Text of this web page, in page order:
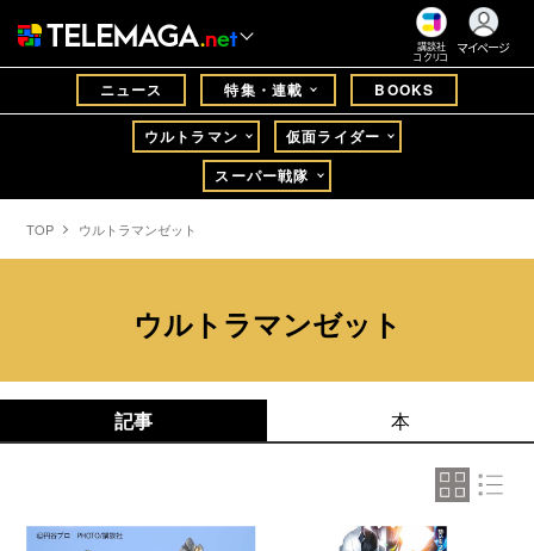
講談社
コクリコ
マイページ
ニュース 特集・連載 BOOKS
ウルトラマン
仮面ライダー
スーパー戦隊
TOP ウルトラマンゼット
ウルトラマンゼット
記事 本